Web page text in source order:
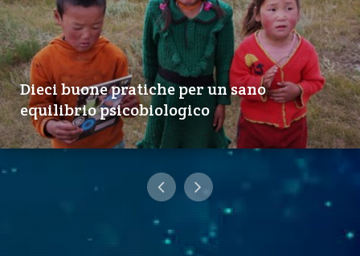
Dieci buone pratiche per un sano
equilibrio psicobiologico